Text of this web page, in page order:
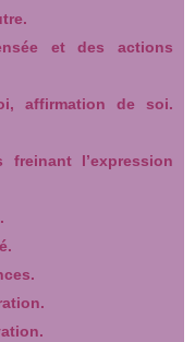
et des actions
affirmation de soi.
freinant l’expression